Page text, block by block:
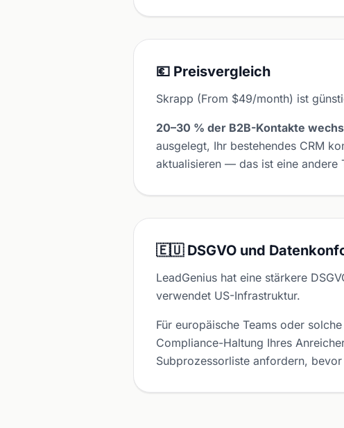
💶 Preisvergleich
Skrapp (From $49/month) ist
20–30 % der B2B-Kontakte
ausgelegt, Ihr bestehendes CRM
aktualisieren — das ist eine andere
🇪🇺 DSGVO und
LeadGenius hat eine stärkere
verwendet US-Infrastruktur.
Für europäische Teams oder
Compliance-Haltung Ihres
Subprozessorliste anfordern,